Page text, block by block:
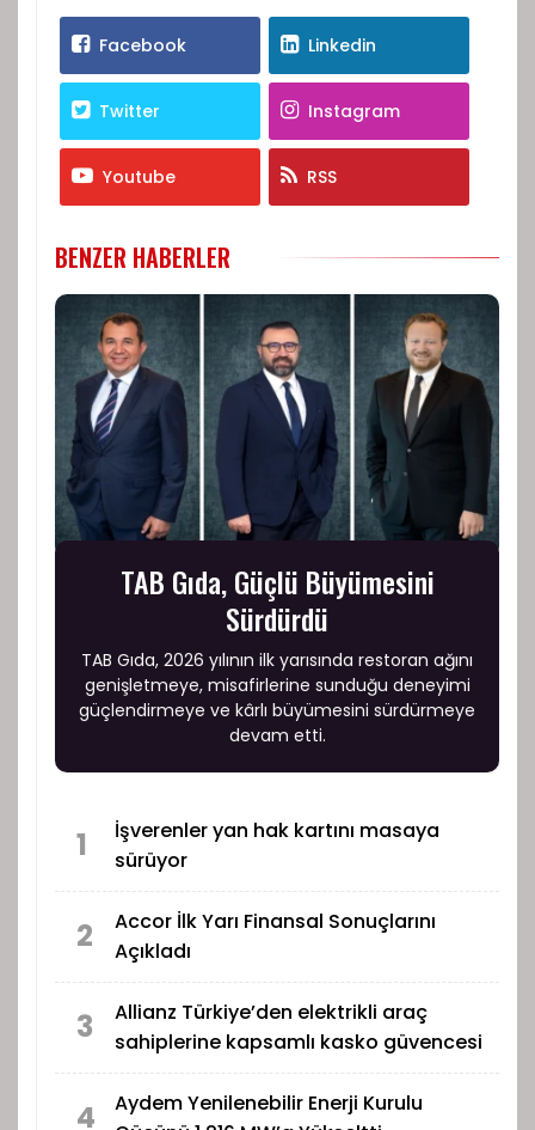
Facebook Linkedin
Twitter Instagram
Youtube RSS
BENZER HABERLER
TAB Gıda, Güçlü Büyümesini
Sürdürdü
TAB Gıda, 2026 yılının ilk yarısında restoran ağını
genişletmeye, misafirlerine sunduğu deneyimi
güçlendirmeye ve kârlı büyümesini sürdürmeye
devam etti.
1
İşverenler yan hak kartını masaya
sürüyor
2
Accor İlk Yarı Finansal Sonuçlarını
Açıkladı
3
Allianz Türkiye’den elektrikli araç
sahiplerine kapsamlı kasko güvencesi
4
Aydem Yenilenebilir Enerji Kurulu